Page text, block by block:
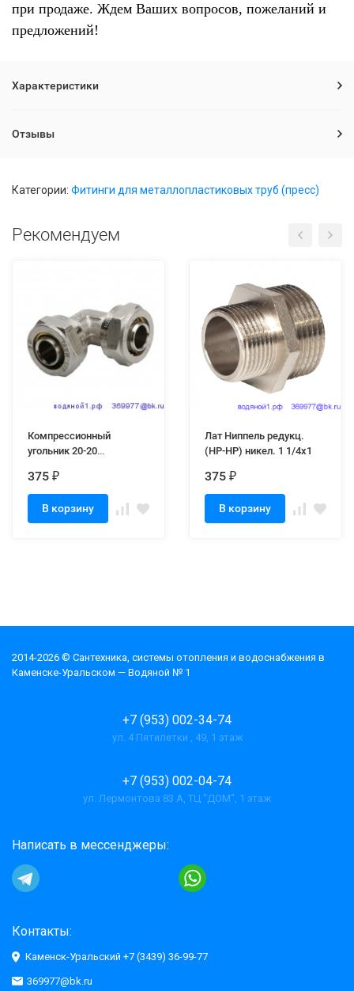
при продаже. Ждем Ваших вопросов, пожеланий и
предложений!
Характеристики
Отзывы
Категории: Фитинги для металлопластиковых труб (пресс)
Рекомендуем
Компрессионный
угольник 20-20
375 ₽
В корзину
Лат Ниппель редукц.
(НР-НР) никел. 1 1/4х1
375 ₽
В корзину
2014-2026 © Cантехника, системы отопления и водоснабжения в
Каменске-Уральском — Водяной № 1
+7 (953) 002-34-74
ул. 4 Пятилетки , 49, 1 этаж
+7 (953) 002-04-74
ул. Лермонтова 83 А, ТЦ "ДОМ", 1 этаж
Написать в мессенджеры:
Контакты:
Каменск-Уральский +7 (3439) 36-99-77
369977@bk.ru